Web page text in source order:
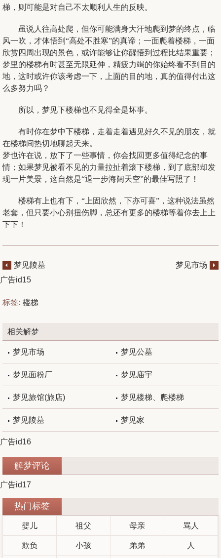
梯，则可能是对自己不太顺利人生的反映。
虽说人往高处爬，但你可能满身大汗地爬到梦的终点，临
风一吹，才体悟到“高处不胜寒”的真谛；一面爬着楼梯，一面
欣赏四周出现的景色，或许能够让你醒悟到过程比结果重要；
梦里的楼梯有时甚至无限延伸，精疲力竭的你始终看不到目的
地，这时或许你该考虑一下，上面的目的地，真的值得付出这
么多努力吗？
所以，梦见下楼梯也不见得全是坏事。
有时你在梦中下楼梯，走着走着遇见好久不见的朋友，就
在楼梯间热切地聊起天来。
梦也许在说，放下了一些事情，你会找回更多值得纪念的事
情；如果梦见被看不见的力量拉扯着滚下楼梯，到了底部却发
现一片美景，这自然是“退一步海阔天空”的最佳写照了！
楼梯有上也有下，“上固欣然，下亦可喜”，这种说法虽然
老套，但只要小心别扭伤脚，总还有更多的楼梯等着你去上上
下下！
梦见陵墓
梦见市场
广告id15
标签: 楼梯
相关解梦
梦见市场 梦见公墓
梦见面粉厂 梦见庙宇
梦见旅馆(旅店) 梦见楼梯、爬楼梯
梦见陵墓 梦见家
广告id16
解梦评论
广告id17
热门标签
婴儿 祖父 母亲 骂人
欺负 小孩 弟弟 人